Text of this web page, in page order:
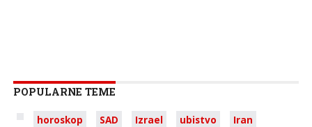
POPULARNE TEME
horoskop SAD Izrael ubistvo
Iran